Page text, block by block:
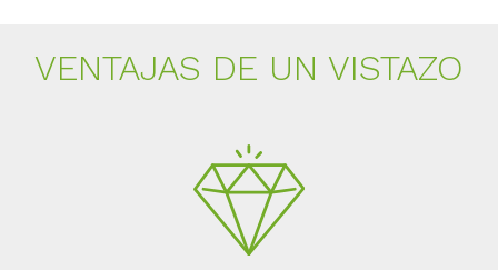
VEN­TA­JAS DE UN VIS­TA­ZO